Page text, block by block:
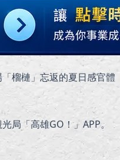
榴槤」忘返的夏日感官體
局「高雄GO！」APP。